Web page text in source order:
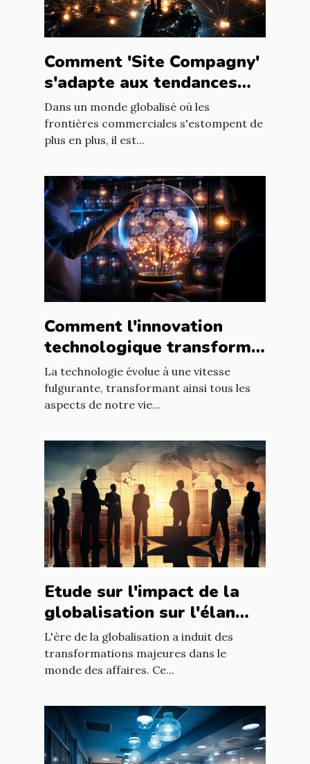
Comment 'Site Compagny'
s'adapte aux tendances
internationales du marché
en ligne
Dans un monde globalisé où les
frontières commerciales s'estompent de
plus en plus, il est...
Comment l'innovation
technologique transforme
les entreprises à l'échelle
mondiale
La technologie évolue à une vitesse
fulgurante, transformant ainsi tous les
aspects de notre vie...
Etude sur l'impact de la
globalisation sur l'élan
des affaires
L'ère de la globalisation a induit des
transformations majeures dans le
monde des affaires. Ce...